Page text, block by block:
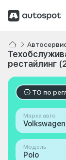
рестайлинг
ТО по
Марка авто
Volkswagen
Модель
Polo